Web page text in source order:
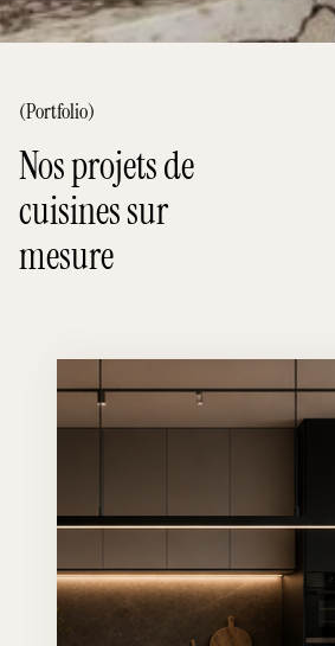
(Portfolio)
Nos projets de
cuisines sur
mesure